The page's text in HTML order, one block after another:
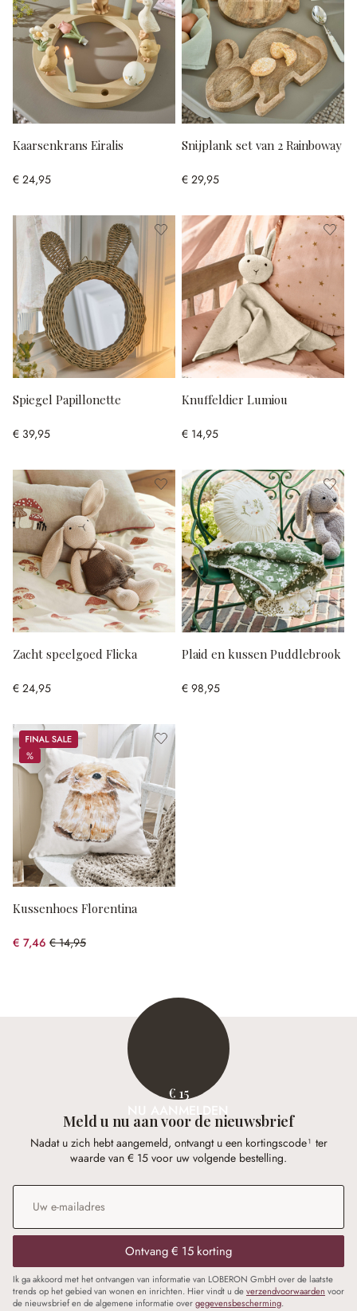
Kaarsenkrans Eiralis
€ 24,95
Snijplank set van 2 Rainboway
€ 29,95
Spiegel Papillonette
€ 39,95
Knuffeldier Lumiou
€ 14,95
Zacht speelgoed Flicka
€ 24,95
Plaid en kussen Puddlebrook
€ 98,95
Sale
%
%
Kussenhoes Florentina
€ 7,46 € 14,95
(50.1% gespart)
€ 15
NU AANMELDEN
Meld u nu aan voor de nieuwsbrief
Nadat u zich hebt aangemeld, ontvangt u een kortingscode¹ ter
waarde van € 15 voor uw volgende bestelling.
E-mailadres
Ontvang € 15 korting
Ik ga akkoord met het ontvangen van informatie van LOBERON GmbH over de laatste
trends op het gebied van wonen en inrichten. Hier vindt u deverzendvoorwaarden voor
de nieuwsbrief en de algemene informatie overgegevensbescherming.